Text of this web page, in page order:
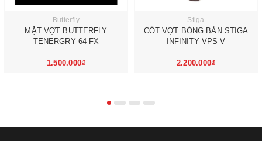
Butterfly
MẶT VỢT BUTTERFLY
TENERGRY 64 FX
1.500.000₫
Stiga
CỐT VỢT BÓNG BÀN STIGA
INFINITY VPS V
2.200.000₫